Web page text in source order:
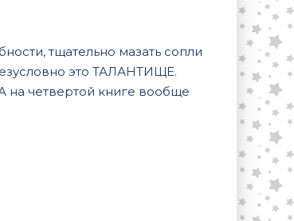
тщательно мазать сопли
это ТАЛАНТИЩЕ.
на четвертой книге вообще